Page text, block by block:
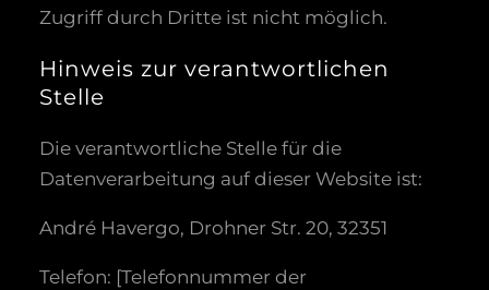
Zugriff durch Dritte ist nicht möglich.
Hinweis zur verantwortlichen
Stelle
Die verantwortliche Stelle für die
Datenverarbeitung auf dieser Website ist:
André Havergo, Drohner Str. 20, 32351
Telefon: [Telefonnummer der